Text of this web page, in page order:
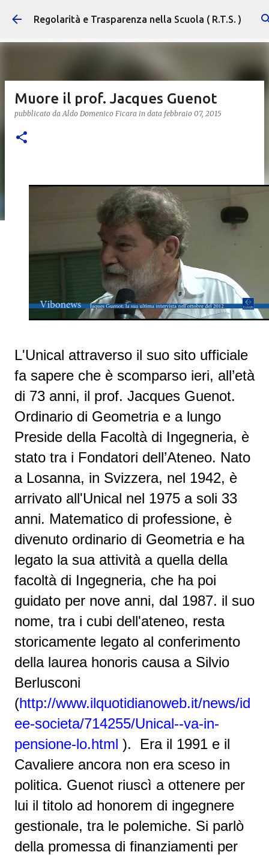
Passa ai contenuti principali
Regolarità e Trasparenza nella Scuola ( R.T.S. )
Muore il prof. Jacques Guenot
pubblicato daAldo Domenico Ficara in data febbraio 07, 2015
L'Unical attraverso il suo sito ufficiale
fa sapere che è scomparso ieri, all’età
di 73 anni, il prof. Jacques Guenot.
Ordinario di Geometria e a lungo
Preside della Facoltà di Ingegneria, è
stato tra i Fondatori dell’Ateneo. Nato
a Losanna, in Svizzera, nel 1942, è
arrivato all'Unical nel 1975 a soli 33
anni. Matematico di professione, è
divenuto ordinario di Geometria e ha
legato la sua attività a quella della
facoltà di Ingegneria, che ha poi
guidato per nove anni, dal 1987. il suo
nome, tra i cubi dell'ateneo, resta
storicamente legato al conferimento
della laurea honoris causa a Silvio
Berlusconi
(http://www.ilquotidianoweb.it/news/id
ee-societa/714255/Unical--va-in-
pensione-lo.html ). Era il 1991 e il
Cavaliere ancora non era sceso in
politica. Guenot riuscì a ottenere per
lui il titolo ad honorem di ingegnere
gestionale, tra le polemiche. Si parlò
della promessa di finanziamenti per